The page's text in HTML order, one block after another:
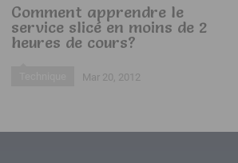
Comment apprendre le
service slicé en moins de 2
heures de cours?
Mar 20, 2012